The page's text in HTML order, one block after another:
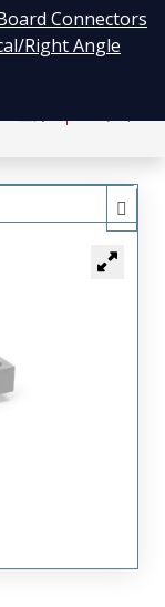
Connectors
Right Angle